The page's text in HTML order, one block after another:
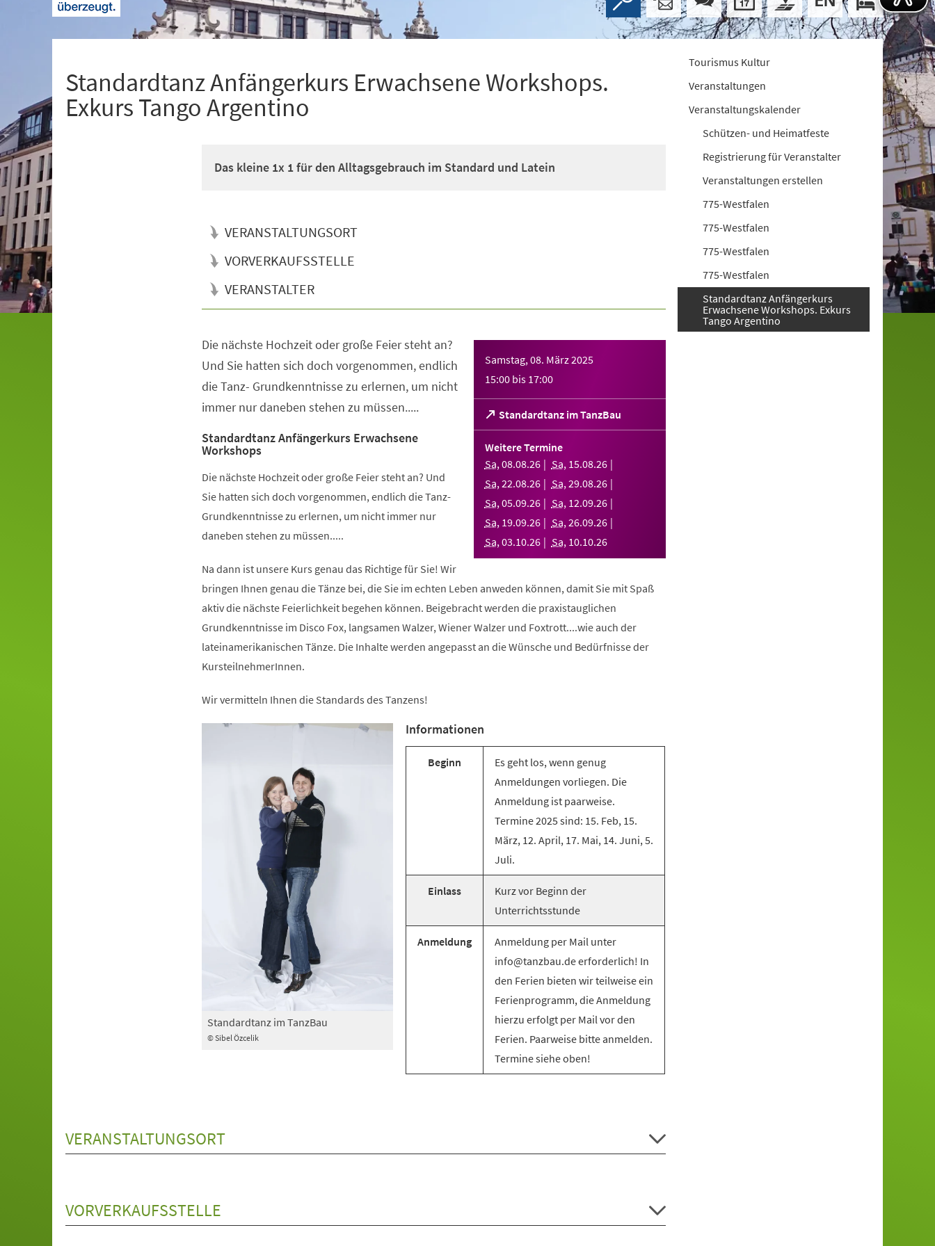
Standardtanz Anfängerkurs Erwachsene Workshops.
Exkurs Tango Argentino
Das kleine 1x 1 für den Alltagsgebrauch im Standard und Latein
VERANSTALTUNGSORT
VORVERKAUFSSTELLE
VERANSTALTER
Samstag, 08. März 2025
15:00 bis 17:00
Standardtanz im TanzBau
(Öffnet
in
einem
Tab)
Weitere Termine
Sa,08.08.26 Sa, 15.08.26
Sa,22.08.26 Sa,29.08.26
Sa,05.09.26 Sa, 12.09.26
Sa, 19.09.26 Sa,26.09.26
Sa,03.10.26 Sa, 10.10.26
Die nächste Hochzeit oder große Feier steht an?
Und Sie hatten sich doch vorgenommen, endlich
die Tanz- Grundkenntnisse zu erlernen, um nicht
immer nur daneben stehen zu müssen.....
Standardtanz Anfängerkurs Erwachsene
Workshops
Die nächste Hochzeit oder große Feier steht an? Und
Sie hatten sich doch vorgenommen, endlich die Tanz-
Grundkenntnisse zu erlernen, um nicht immer nur
daneben stehen zu müssen.....
Na dann ist unsere Kurs genau das Richtige für Sie! Wir
bringen Ihnen genau die Tänze bei, die Sie im echten Leben anweden können, damit Sie mit Spaß
aktiv die nächste Feierlichkeit begehen können. Beigebracht werden die praxistauglichen
Grundkenntnisse im Disco Fox, langsamen Walzer, Wiener Walzer und Foxtrott....wie auch der
lateinamerikanischen Tänze. Die Inhalte werden angepasst an die Wünsche und Bedürfnisse der
KursteilnehmerInnen.
Wir vermitteln Ihnen die Standards des Tanzens!
© Sibel Özcelik
Standardtanz im TanzBau
Informationen
Beginn
Es geht los, wenn genug
Anmeldungen vorliegen. Die
Anmeldung ist paarweise.
Termine 2025 sind: 15. Feb, 15.
März, 12. April, 17. Mai, 14. Juni, 5.
Juli.
Einlass
Kurz vor Beginn der
Unterrichtsstunde
Anmeldung
Anmeldung per Mail unter
info@tanzbau.de erforderlich! In
den Ferien bieten wir teilweise ein
Ferienprogramm, die Anmeldung
hierzu erfolgt per Mail vor den
Ferien. Paarweise bitte anmelden.
Termine siehe oben!
VERANSTALTUNGSORT
VORVERKAUFSSTELLE
Tourismus Kultur
Veranstaltungen
Veranstaltungskalender
Schützen- und Heimatfeste
Registrierung für Veranstalter
Veranstaltungen erstellen
775-Westfalen
775-Westfalen
775-Westfalen
775-Westfalen
Standardtanz Anfängerkurs
Erwachsene Workshops. Exkurs
Tango Argentino